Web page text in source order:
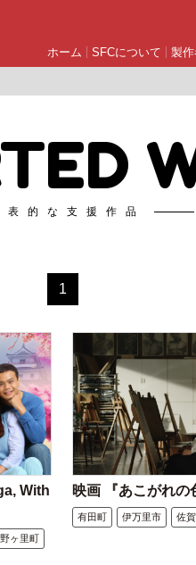
ホーム SFCについて 製
表的な支援作品
1
With
ヶ里町
映画 『あこがれの
有田町 伊万里市 佐